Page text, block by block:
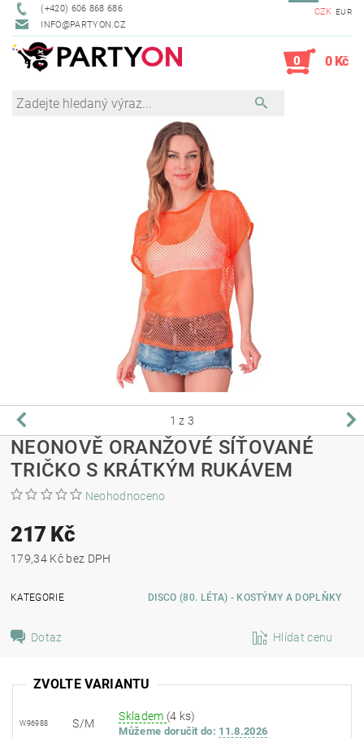
(+420) 606 868 686
INFO@PARTYON.CZ
CZK EUR
0 0 Kč
1 z 3
NEONOVĚ ORANŽOVÉ SÍŤOVANÉ
TRIČKO S KRÁTKÝM RUKÁVEM
Neohodnoceno
217 Kč
179,34 Kč bez DPH
KATEGORIE DISCO (80. LÉTA) - KOSTÝMY A DOPLŇKY
Dotaz Hlídat cenu
ZVOLTE VARIANTU
W96988 S/M
Skladem (4 ks)
Můžeme doručit do: 11.8.2026